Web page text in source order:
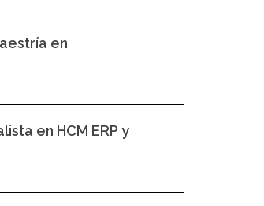
en
en HCM ERP y